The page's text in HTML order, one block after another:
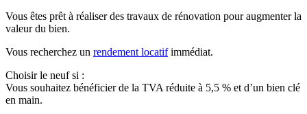
Vous êtes prêt à réaliser des travaux de rénovation pour augmenter la
valeur du bien.
Vous recherchez un rendement locatifimmédiat.
Choisir le neuf si :
Vous souhaitez bénéficier de la TVA réduite à 5,5 % et d’un bien clé
en main.